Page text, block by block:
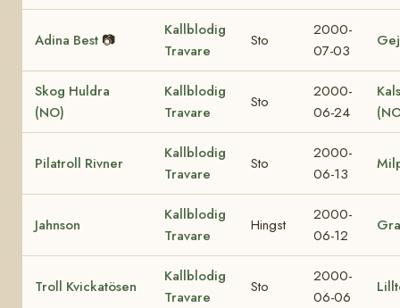
Adina Best 📷
Kallblodig
Travare
Sto
2000-
07-03
Skog Huldra
(NO)
Kallblodig
Travare
Sto
2000-
06-24
Pilatroll Rivner
Kallblodig
Travare
Sto
2000-
06-13
Jahnson
Kallblodig
Travare
Hingst
2000-
06-12
Troll Kvickatösen
Kallblodig
Travare
Sto
2000-
06-06